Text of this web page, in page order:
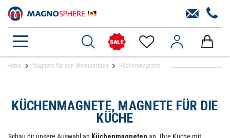
Home Magnete für den Wohnbereich Küchenmagnete
KÜCHENMAGNETE, MAGNETE FÜR DIE
KÜCHE